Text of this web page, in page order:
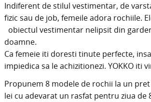
Indiferent de stilul vestimentar, de
fizic sau de job, femeile adora rochiile.
obiectul vestimentar nelipsit din
doamne.
Ca femeie iti doresti tinute perfecte,
impiedica sa le achizitionezi. YOKKO iti
Propunem 8 modele de rochii la un
lei cu adevarat un rasfat pentru ziua de